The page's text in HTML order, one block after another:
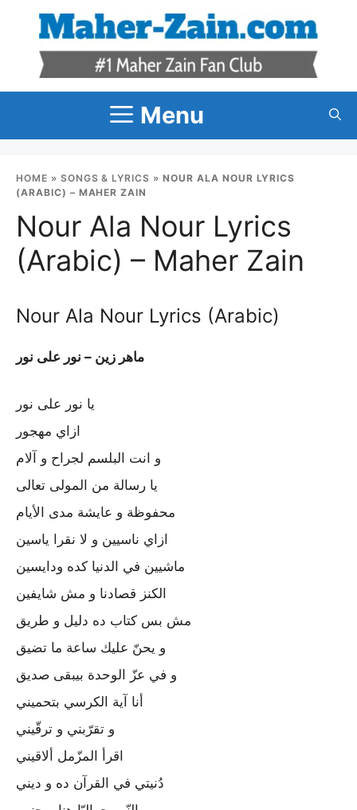
content
Menu
HOME » SONGS & LYRICS »NOUR ALA NOUR LYRICS
(ARABIC) – MAHER ZAIN
Nour Ala Nour Lyrics
(Arabic) – Maher Zain
Nour Ala Nour Lyrics (Arabic)
ماهر زين – نور على نور
يا نور على نور
ازاي مهجور
و انت البلسم لجراح و آلام
يا رسالة من المولى تعالى
محفوظة و عايشة مدى الأيام
ازاي ناسيين و لا نقرا ياسين
ماشيين في الدنيا كده ودايسين
الكنز قصادنا و مش شايفين
مش بس كتاب ده دليل و طريق
و يحنّ عليك ساعة ما تضيق
و في عزّ الوحدة بيبقى صديق
أنا آية الكرسي بتحميني
و تقرّبني و ترقّيني
اقرأ المزّمل ألاقيني
دُنيتي في القرآن ده و ديني